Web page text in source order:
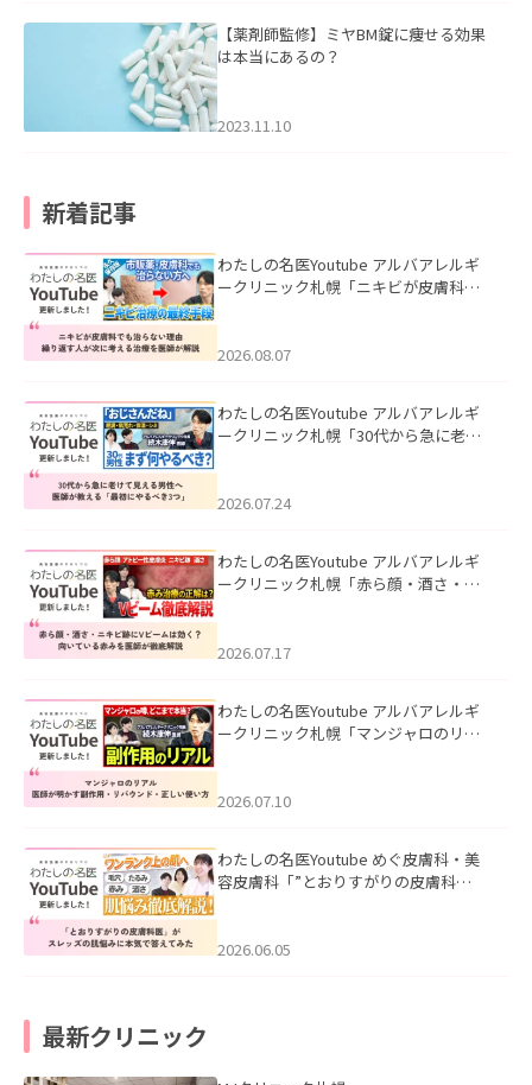
【薬剤師監修】ミヤBM錠に痩せる効果
は本当にあるの？
2023.11.10
新着記事
わたしの名医Youtube アルバアレルギ
ークリニック札幌「ニキビが皮膚科で
ました。
2026.08.07
わたしの名医Youtube アルバアレルギ
ークリニック札幌「30代から急に老け
た。
2026.07.24
わたしの名医Youtube アルバアレルギ
ークリニック札幌「赤ら顔・酒さ・ニ
した。
2026.07.17
わたしの名医Youtube アルバアレルギ
ークリニック札幌「マンジャロのリア
た。
2026.07.10
わたしの名医Youtube めぐ皮膚科・美
容皮膚科「”とおりすがりの皮膚科
2026.06.05
最新クリニック